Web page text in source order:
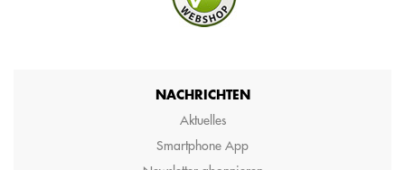
NACHRICHTEN
Aktuelles
Smartphone App